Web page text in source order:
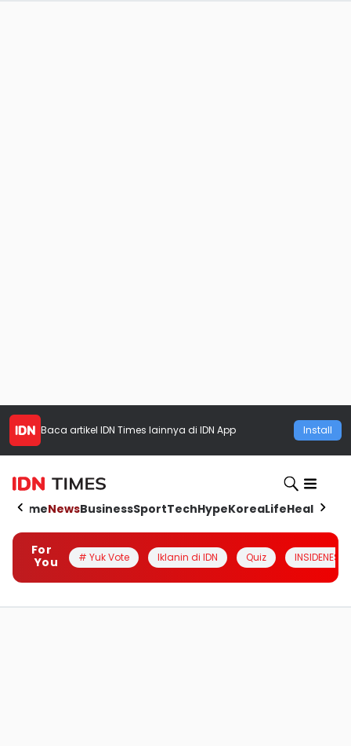
Baca artikel IDN Times lainnya di IDN App Install
HomeNewsBusinessSportTechHypeKoreaLifeHealth
For
You
# Yuk Vote Iklanin di IDN Quiz INSIDENESIA